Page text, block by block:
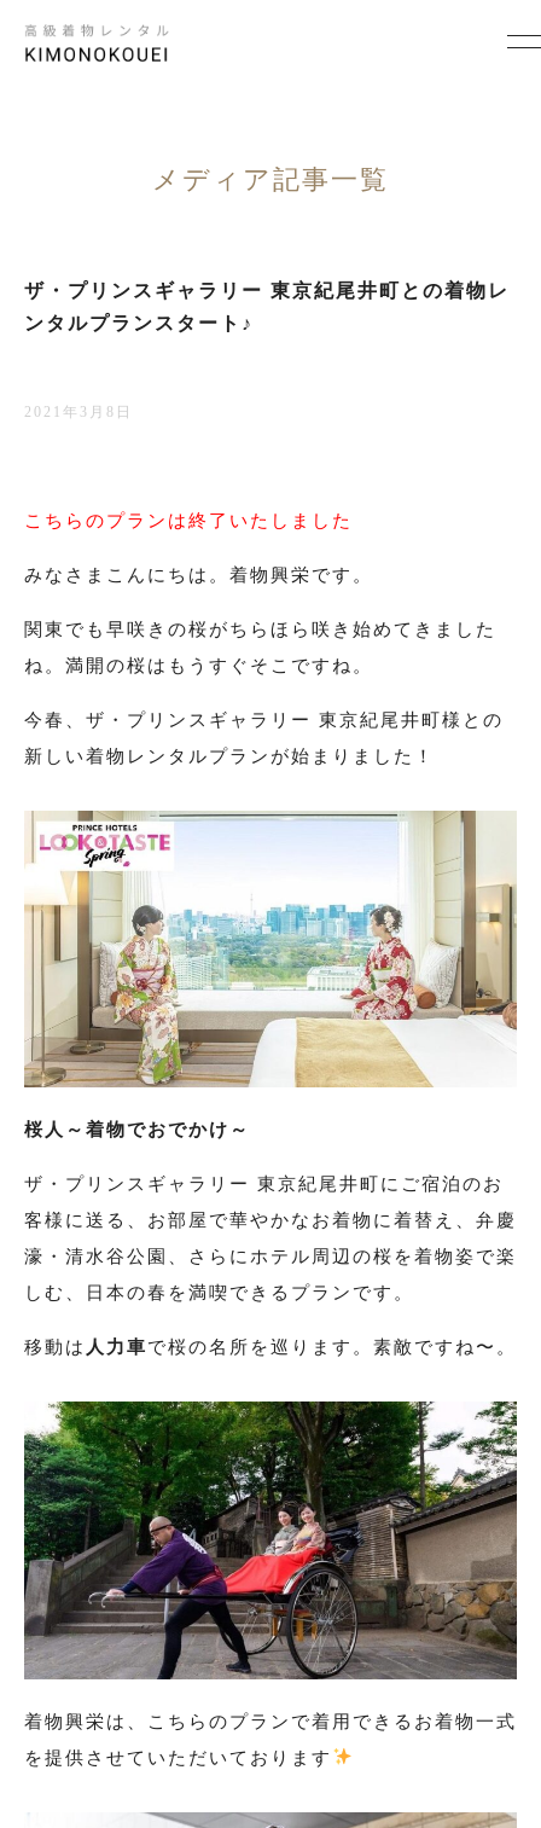
結納
ITEM
訪問着（袷）
プラン・料金
訪問着の商品一覧へ
プラン・料金
成人式プラン
色留袖
プラン・料金
色留袖の商品一覧へ
大きいサイズ一覧へ
黒留袖
プラン・料金
メディア記事一覧
ザ・プリンスギャラリー 東京紀尾井町との着物レ
ンタルプランスタート♪
2021年3月8日
こちらのプランは終了いたしました
みなさまこんにちは。着物興栄です。
関東でも早咲きの桜がちらほら咲き始めてきました
ね。満開の桜はもうすぐそこですね。
今春、ザ・プリンスギャラリー 東京紀尾井町様との
新しい着物レンタルプランが始まりました！
桜人～着物でおでかけ～
ザ・プリンスギャラリー 東京紀尾井町にご宿泊のお
客様に送る、お部屋で華やかなお着物に着替え、弁慶
濠・清水谷公園、さらにホテル周辺の桜を着物姿で楽
しむ、日本の春を満喫できるプランです。
移動は 人力車で桜の名所を巡ります。素敵ですね〜。
着物興栄は、こちらのプランで着用できるお着物一式
を提供させていただいております